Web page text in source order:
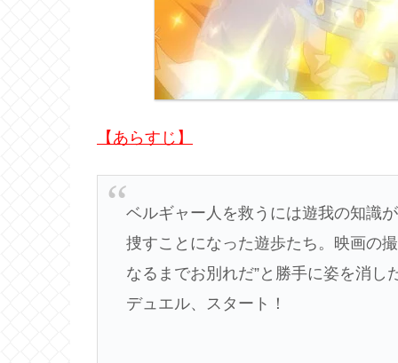
【あらすじ】
ベルギャー人を救うには遊我の知識
捜すことになった遊歩たち。映画の
なるまでお別れだ”と勝手に姿を消
デュエル、スタート！